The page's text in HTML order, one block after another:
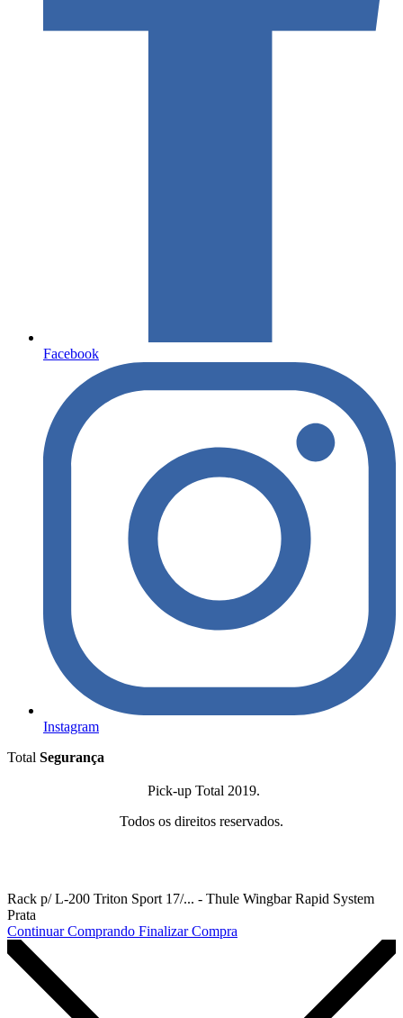
Facebook
Instagram
Total Segurança
Pick-up Total 2019.
Todos os direitos reservados.
Rack p/ L-200 Triton Sport 17/... - Thule Wingbar Rapid System
Prata
Continuar Comprando Finalizar Compra